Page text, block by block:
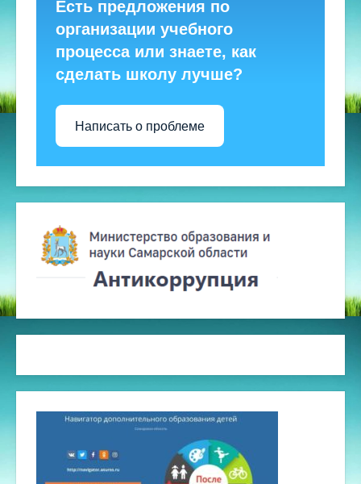
Есть предложения по
организации учебного
процесса или знаете, как
сделать школу лучше?
Написать о проблеме